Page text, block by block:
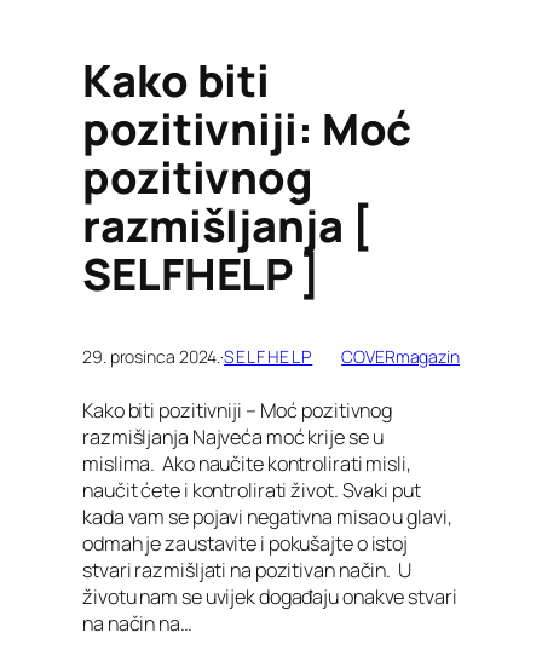
Kako biti
pozitivniji: Moć
pozitivnog
razmišljanja [
SELFHELP ]
29. prosinca 2024. ·SELFHELP COVERmagazin
Kako biti pozitivniji – Moć pozitivnog
razmišljanja Najveća moć krije se u
mislima. Ako naučite kontrolirati misli,
naučit ćete i kontrolirati život. Svaki put
kada vam se pojavi negativna misao u glavi,
odmah je zaustavite i pokušajte o istoj
stvari razmišljati na pozitivan način. U
životu nam se uvijek događaju onakve stvari
na način na…